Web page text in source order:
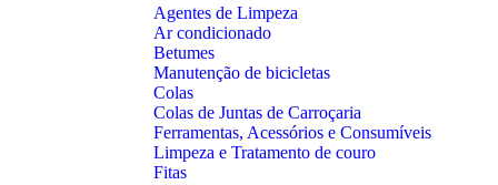
Agentes de Limpeza
Ar condicionado
Betumes
Manutenção de bicicletas
Colas
Colas de Juntas de Carroçaria
Ferramentas, Acessórios e Consumíveis
Limpeza e Tratamento de couro
Fitas